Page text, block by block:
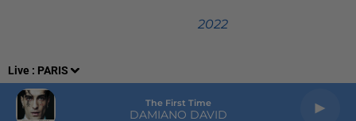
Live : PARIS
The First Time
DAMIANO DAVID
2022